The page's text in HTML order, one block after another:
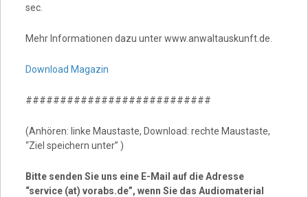
sec.
Mehr Informationen dazu unter www.anwaltauskunft.de.
Download Magazin
###########################
(Anhören: linke Maustaste, Download: rechte Maustaste,
“Ziel speichern unter” )
Bitte senden Sie uns eine E-Mail auf die Adresse
“service (at) vorabs.de”, wenn Sie das Audiomaterial